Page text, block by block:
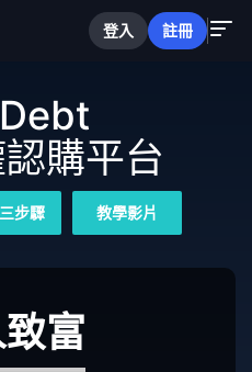
登入 註冊
購平台
步驟 教學影片
富